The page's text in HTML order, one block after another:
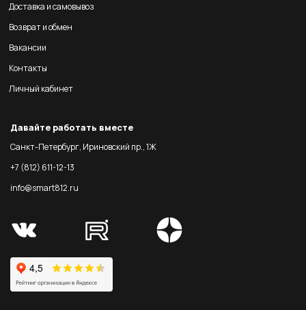
Доставка и самовывоз
Возврат и обмен
Вакансии
Контакты
Личный кабинет
Давайте работать вместе
Санкт-Петербург, Ириновский пр., 1Ж
+7 (812) 611-12-13
info@smart812.ru